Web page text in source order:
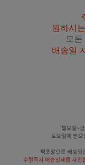
원하시
모든
배송일